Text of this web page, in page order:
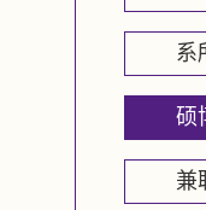
系
硕
兼